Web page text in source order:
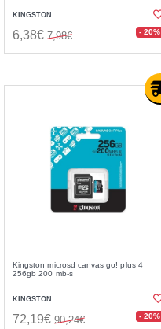
KINGSTON
6,38€ 7,98€ - 20%
Kingston microsd canvas go! plus 4
256gb 200 mb-s
KINGSTON
72,19€ 90,24€ - 20%